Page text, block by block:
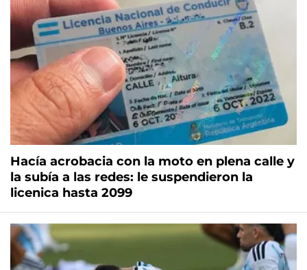
Hacía acrobacia con la moto en plena calle y
la subía a las redes: le suspendieron la
licenica hasta 2099